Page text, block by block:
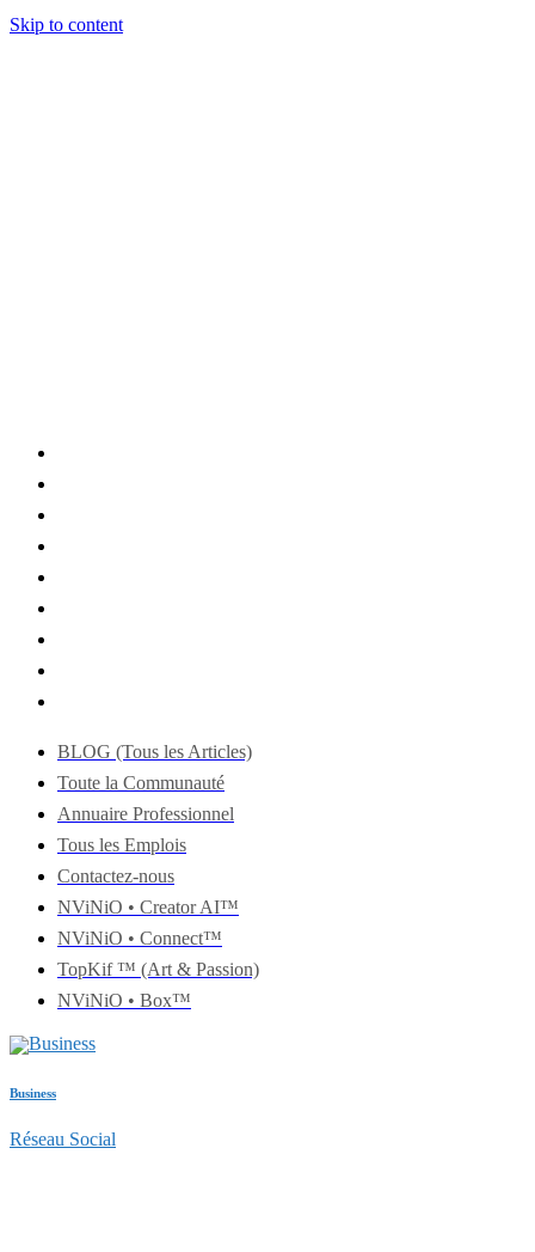
Skip to content
BLOG (Tous les Articles)
Toute la Communauté
Annuaire Professionnel
Tous les Emplois
Contactez-nous
NViNiO • Creator AI™
NViNiO • Connect™
TopKif ™ (Art & Passion)
NViNiO • Box™
Business
Réseau Social